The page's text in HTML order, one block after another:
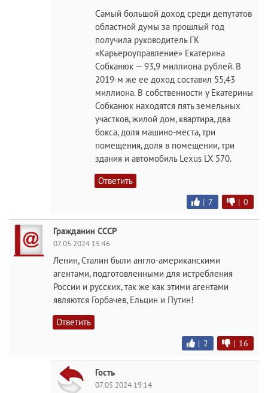
Самый большой доход среди депутатов
областной думы за прошлый год
получила руководитель ГК
«Карьероуправление» Екатерина
Собканюк — 93,9 миллиона рублей. В
2019-м же ее доход составил 55,43
миллиона. В собственности у Екатерины
Собканюк находятся пять земельных
участков, жилой дом, квартира, два
бокса, доля машино-места, три
помещения, доля в помещении, три
здания и автомобиль Lexus LX 570.
Ответить
| 7 | 0
Гражданин СССР
07.05.2024 15:46
Ленин, Сталин были англо-американскими
агентами, подготовленными для истребления
России и русских, так же как этими агентами
являются Горбачев, Ельцин и Путин!
Ответить
| 2 | 16
Гость
07.05.2024 19:14